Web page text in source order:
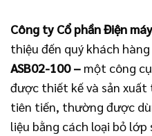
Công ty Cổ phần Điện
thiệu đến quý khách hàng
ASB02-100– một công
được thiết kế và sản
tiên tiến, thường được
liệu bằng cách loại bỏ